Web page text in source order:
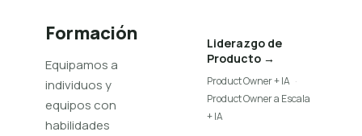
Formación
Equipamos a
individuos y
equipos con
habilidades
Liderazgo de
Producto →
Product Owner + IA ·
Product Owner a Escala
+ IA